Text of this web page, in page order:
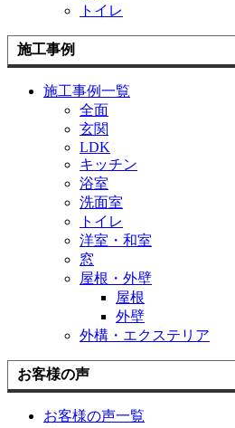
トイレ
施工事例
施工事例一覧
全面
玄関
LDK
キッチン
浴室
洗面室
トイレ
洋室・和室
窓
屋根・外壁
屋根
外壁
外構・エクステリア
お客様の声
お客様の声一覧